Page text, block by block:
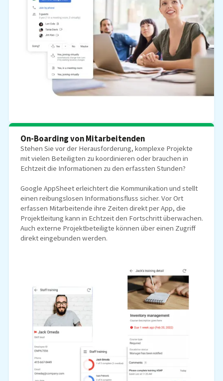
On-Boarding von Mitarbeitenden
Stehen Sie vor der Herausforderung, komplexe Projekte
mit vielen Beteiligten zu koordinieren oder brauchen in
Echtzeit die Informationen zu den erfassten Stunden?
Google AppSheet erleichtert die Kommunikation und stellt
einen reibungslosen Informationsfluss sicher. Vor Ort
erfassen Mitarbeitende ihre Zeiten direkt per App, die
Projektleitung kann in Echtzeit den Fortschritt überwachen.
Auch externe Projektbeteiligte können über einen Zugriff
direkt eingebunden werden.